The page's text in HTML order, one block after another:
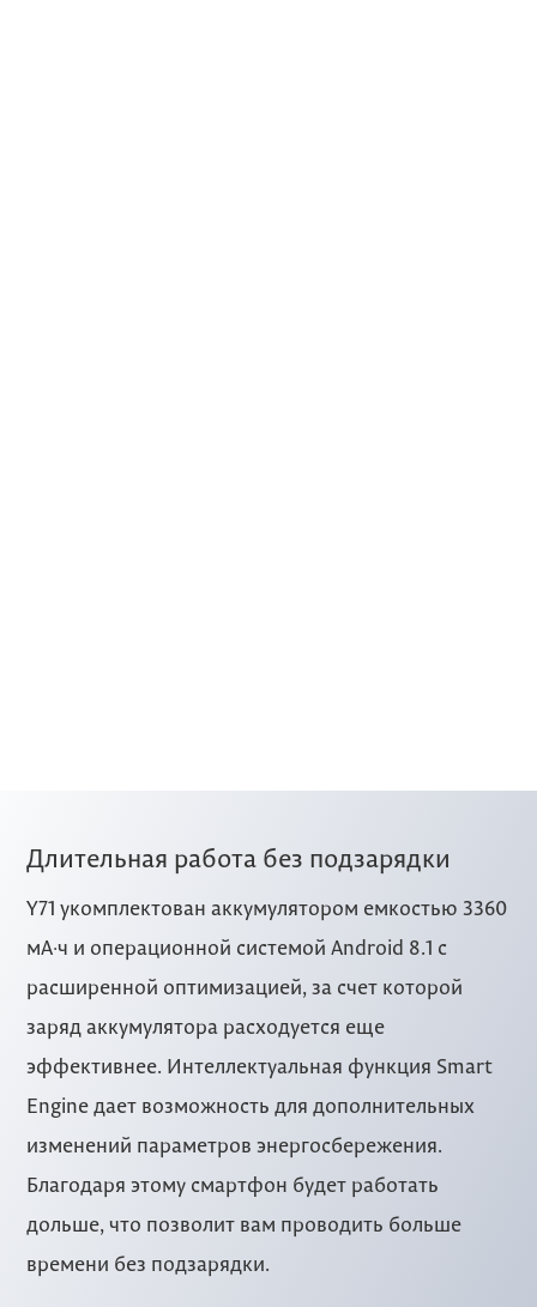
Длительная работа без подзарядки
Y71 укомплектован аккумулятором емкостью 3360
мА·ч и операционной системой Android 8.1 с
расширенной оптимизацией, за счет которой
заряд аккумулятора расходуется еще
эффективнее. Интеллектуальная функция Smart
Engine дает возможность для дополнительных
изменений параметров энергосбережения.
Благодаря этому смартфон будет работать
дольше, что позволит вам проводить больше
времени без подзарядки.